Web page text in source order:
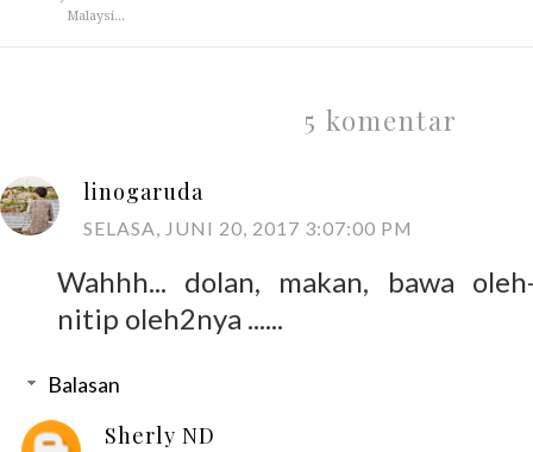
Malaysi...
5 komentar
linogaruda
SELASA, JUNI 20, 2017 3:07:00 PM
Wahhh... dolan, makan, bawa
nitip oleh2nya ......
Balasan
Sherly ND